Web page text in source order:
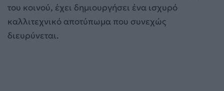
του κοινού, έχει δημιουργήσει ένα ισχυρό
καλλιτεχνικό αποτύπωμα που συνεχώς
διευρύνεται.